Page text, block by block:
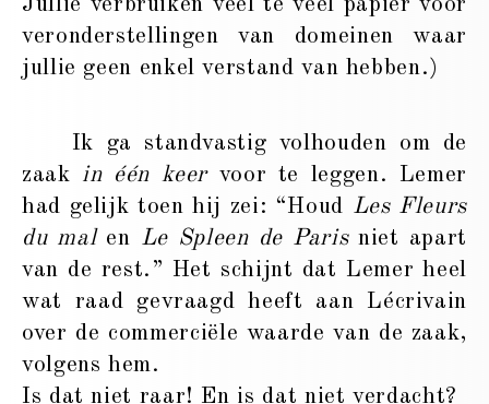
veronderstellingen van domeinen waar
jullie geen enkel verstand van hebben.)
Ik ga standvastig volhouden om de
zaak in één keervoor te leggen. Lemer
had gelijk toen hij zei: “Houd Les Fleurs
du malen Le Spleen de Parisniet apart
van de rest.” Het schijnt dat Lemer heel
wat raad gevraagd heeft aan Lécrivain
over de commerciële waarde van de zaak,
volgens hem.
Is dat niet raar! En is dat niet verdacht?